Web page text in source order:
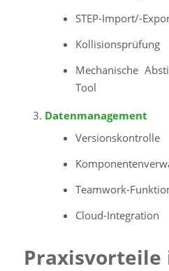
STEP-Import/-
Kollisionsprüfung
Mechanische
Tool
Datenmanagement
Versionskontrolle
Teamwork-
Cloud-Integration
Praxisvorteile